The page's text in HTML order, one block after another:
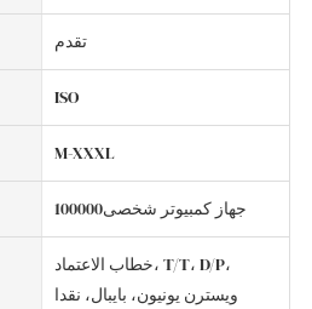
تقدم
ISO
M-XXXL
جهاز كمبيوتر شخصى100000
خطاب الاعتماد، T/T، D/P،
ويسترن يونيون، بايبال، نقدا